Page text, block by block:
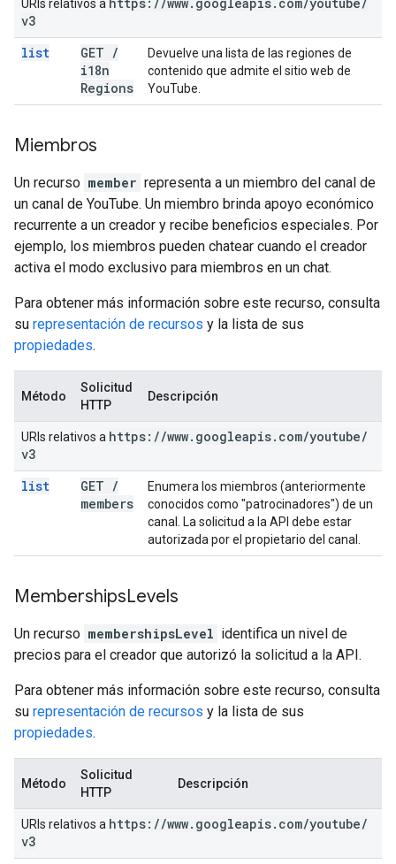
URIs relativos a
v3
list
GET /
i18n
Regions
Devuelve una lista de las regiones de
contenido que admite el sitio web de
YouTube.
Miembros
Un recurso member representa a un miembro del canal de
un canal de YouTube. Un miembro brinda apoyo económico
recurrente a un creador y recibe beneficios especiales. Por
ejemplo, los miembros pueden chatear cuando el creador
activa el modo exclusivo para miembros en un chat.
Para obtener más información sobre este recurso, consulta
su representación de recursos y la lista de sus
propiedades.
Método
Solicitud
HTTP
Descripción
URIs relativos a https: //www. googleapis. com/youtube/
v3
list
GET /
members
Enumera los miembros (anteriormente
conocidos como "patrocinadores") de un
canal. La solicitud a la API debe estar
autorizada por el propietario del canal.
MembershipsLevels
Un recurso membershipsLevel identifica un nivel de
precios para el creador que autorizó la solicitud a la API.
Para obtener más información sobre este recurso, consulta
su representación de recursos y la lista de sus
propiedades.
Método
Solicitud
HTTP
Descripción
URIs relativos a https: //www. googleapis. com/youtube/
v3